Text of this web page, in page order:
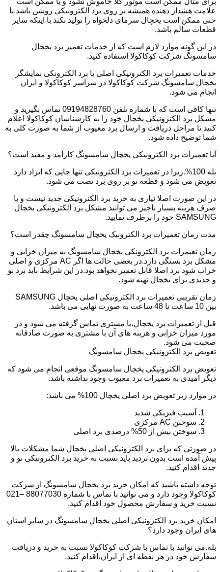
علامت هشدار دهنده همیشه بر روی برد الکترونیکی روشن باشد.یا
حتی ممکن است یخچال سرمای دلخواه را تولید نکند با اینکه سایر
قطعات سالم باشد.
در این گونه موارد لازم است که از خدمات تعمیر برد یخچال
سامسونگ شرکت کوکاکولا استفاده کنید.
خدمات تعمیرات برد الکترونیکی اصلی یا برد الکترونکی نمایشگر
یخچال سامسونگ شرکت کوکاکولا در سراسر کوکاکولا و ایران
انجام می شود.
تنها کافی است که با شماره تلفن 09194828760 تماس بگیرید و
مشکل برد الکترونیکی یخچال خود را به کارشناسان کوکاکولا اعلام
کنید تا مراحل دریافت و ارسال برد معیوب از شما به صورت کلی به
شما توضیح داده شود.
آیا تعمیرات برد الکترونیکی یخچال سامسونگ کارآمد و مفید است؟
بله 100%.زیرا در تعمیرات برد الکترونیکی تنها جایی که ایراد دارد
تعویض می شود و قطعه نو بر روی برد نصب می شود.
در این صورت اصلا نیازی به خرید برد الکترونیکی جدید نیست و با
صرف هزینه بسیار ناچیز می توانید مشکل برد الکترونیکی یخچال
SAMSUNG خود را برطرف نمایید.
مدت زمان تعمیرات برد الکترونیک یخچال سامسونگ چقدر است؟
زمان تعیمرات برد الکترونکی یخچال سامسونگ به میزان خرابی و
مشکل برد بستگی دارد.در بعضی حالت ها اگر AC مرکزی و اصلی
خراب شود برد اصلا قابل تعمیر نخواهد بود.در این شرایط باید برد نو
و جدیدی برای یخچال تهیه شود.
زمان تقریبی تعمیرات برد الکترونیکی اصلی یخچال SAMSUNG
بین 10 ساعت تا 48 ساعت به صورت نهایی می باشد.
قبل از تعمیرات برد یخچال،با مشتری تماس گرفته می شود و در
مورد میزان خرابی و هزینه های آن با مشتری به صورت صادقانه
صحبت می شود.
تعویض برد الکترونیکی یخچال سامسونگ
تعویض برد الکترونیکی یخچال سامسونگ موقعی انجام می شود که
دیگر امیدی به تعمیرات برد معیوب وجود نداشته باشد.
در موارد زیر تعویض برد اصلی یخچال 100% می باشد:
آسیب فیزیکی شدید
سوختن AC مرکزی
سوختن بیش از 50% درصدی برد اصلی
در صورتی که برای برد الکترونیکی اصلی یخچال شما مشکلات بالا
پیش آمده است بدون تردید باید نسبت به خرید برد الکترونیکی نو و
جدید اقدام کنید.
توجه داشته باشید که امکان خرید برد یخچال سامسونگ از شرکت
کوکاکولا وجود دارد و می توانید با تماس با شماره 88077030 –021
نسبت خرید و سفارش محصول خود اقدام کنید.
امکان خرید برد الکترونیکی اصلی یخچال سامسونگ در سایر استان
های ایران وجود دارد؟
بله.می توانید با تماس با شرکت کوکاکولا نسبت به خرید و دریافت
سفارش خود در هر نقطه ای از ایران،اقدام کنید.